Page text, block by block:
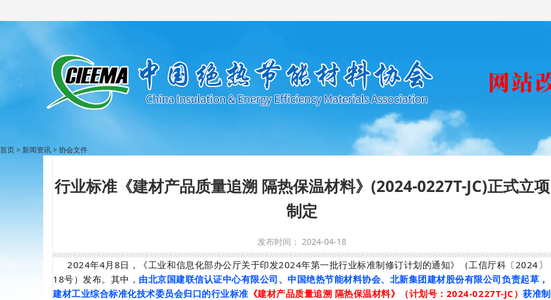
首页 >新闻资讯 >协会文件
行业标准《建材产品质量追溯 隔热保温材料》(2024-0227T-JC)正式立项
制定
发布时间： 2024-04-18
2024年4月8日，《工业和信息化部办公厅关于印发2024年第一批行业标准制修订计划的通知》
（工信厅科〔2024〕
18号）发布。其中， 由北京国建联信认证中心有限公司、中国绝热节能材料协会、北新集团建材股份有限公司负责起草，
建材工业综合标准化技术委员会归口的行业标准 《建材产品质量追溯 隔热保温材料》（计划号：2024-0227T-JC）获准制